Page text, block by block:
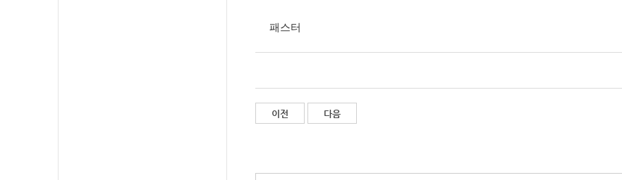
패스터
이전 다음